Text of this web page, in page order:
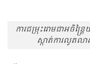
ការជម្រុះ​រោមជាអចិន្ត្រ
ស្កាត់ការលូតល